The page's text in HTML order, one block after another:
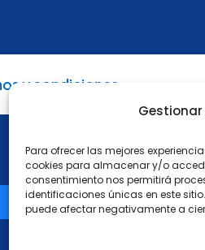
Para ofrecer las mejores
cookies para almacenar y/o
consentimiento nos permitirá
identificaciones únicas en este
puede afectar negativamente a
y condiciones
Subscribe